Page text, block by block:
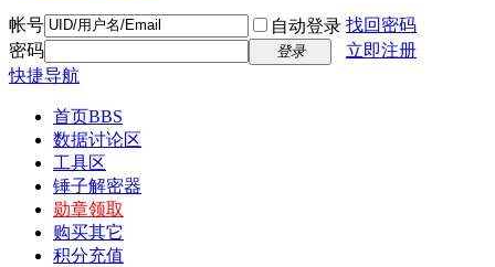
帐号 自动登录 找回密码
密码
登录
立即注册
快捷导航
首页BBS
数据讨论区
工具区
锤子解密器
勋章领取
购买其它
积分充值